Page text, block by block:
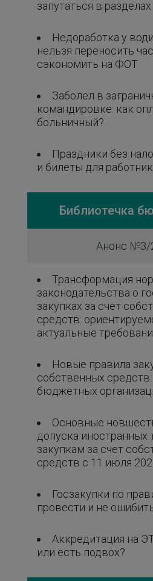
запутаться в разделах
Недоработка у
нельзя переносить
сэкономить на ФОТ
Заболел в
командировке: как
больничный?
Праздники без
и билеты для
Библиотечка
Анонс №3/
Трансформация
законодательства о
закупках за счет
средств:
актуальные
Новые правила
собственных
бюджетных
Основные
допуска иностранных
закупкам за счет
средств с 11 июля
Госзакупки по
провести и не
Аккредитация на
или есть подвох?